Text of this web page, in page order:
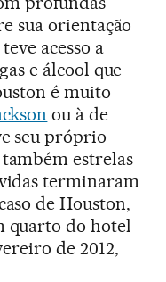
sua orientação
acesso a
e álcool que
é muito
ou à de
seu próprio
estrelas
terminaram
de Houston,
quarto do hotel
de 2012,